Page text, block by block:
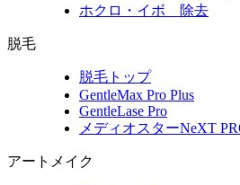
ホクロ・イボ 除去
脱毛
脱毛トップ
GentleMax Pro Plus
GentleLase Pro
メディオスターNeXT
アートメイク